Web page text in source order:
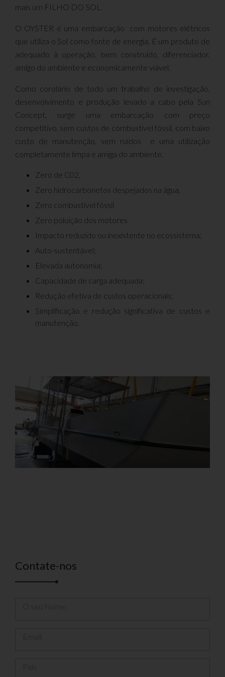
mais um FILHO DO SOL.
O OYSTER é uma embarcação com motores elétricos
que utiliza o Sol como fonte de energia. É um produto de
adequado à operação, bem construído, diferenciador,
amigo do ambiente e economicamente viável.
Como corolário de todo um trabalho de investigação,
desenvolvimento e produção levado a cabo pela Sun
Concept, surge uma embarcação com preço
competitivo, sem custos de combustível fóssil, com baixo
custo de manutenção, sem ruídos e uma utilização
completamente limpa e amiga do ambiente.
Zero de C02,
Zero hidrocarbonetos despejados na água,
Zero combustível fóssil
Zero poluição dos motores
Impacto reduzido ou inexistente no ecossistema;
Auto-sustentável;
Elevada autonomia;
Capacidade de carga adequada;
Redução efetiva de custos operacionais;
Simplificação e redução significativa de custos e
manutenção.
Contate-nos